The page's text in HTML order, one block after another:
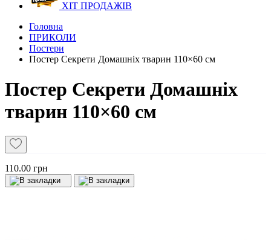
ХІТ ПРОДАЖІВ
Головна
ПРИКОЛИ
Постери
Постер Секрети Домашніх тварин 110×60 см
Постер Секрети Домашніх
тварин 110×60 см
110.00 грн